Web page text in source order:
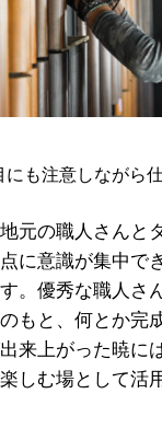
にも注意しながら
元の職人さんと
に意識が集中で
。優秀な職人さ
もと、何とか完
来上がった暁に
しむ場として活